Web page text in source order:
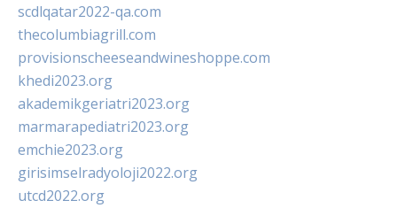
scdlqatar2022-qa.com
thecolumbiagrill.com
provisionscheeseandwineshoppe.com
khedi2023.org
akademikgeriatri2023.org
marmarapediatri2023.org
emchie2023.org
girisimselradyoloji2022.org
utcd2022.org